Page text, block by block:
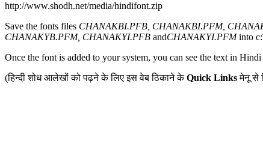
http://www.shodh.net/media/hindifont.zip
Save the fonts files CHANAKBI.PFB, CHANAKBI.PFM,
CHANAKYB.PFM, CHANAKYI.PFB andCHANAKYI.PFMinto
Once the font is added to your system, you can see the text in
(हिन्दी शोध आलेखों को पढ़ने के लिए इस वेब ठिकाने केQuick Linksमेनू से